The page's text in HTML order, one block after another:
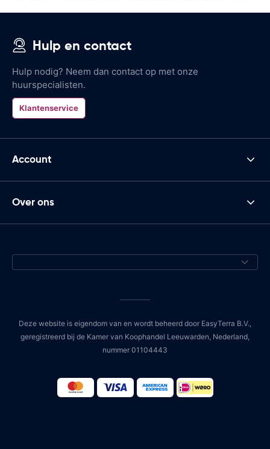
Hulp en contact
Hulp nodig? Neem dan contact op met onze
huurspecialisten.
Klantenservice
Account
Over ons
Deze website is eigendom van en wordt beheerd door EasyTerra B.V.,
geregistreerd bij de Kamer van Koophandel Leeuwarden, Nederland,
nummer 01104443